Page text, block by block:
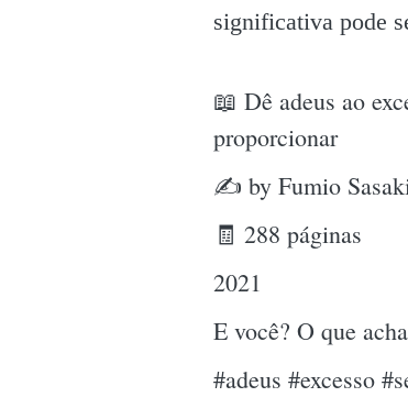
significativa pode
📖 Dê adeus ao
proporcionar
✍ by Fumio Sasaki
🧾 288 páginas
2021
E você? O que
#adeus #excesso